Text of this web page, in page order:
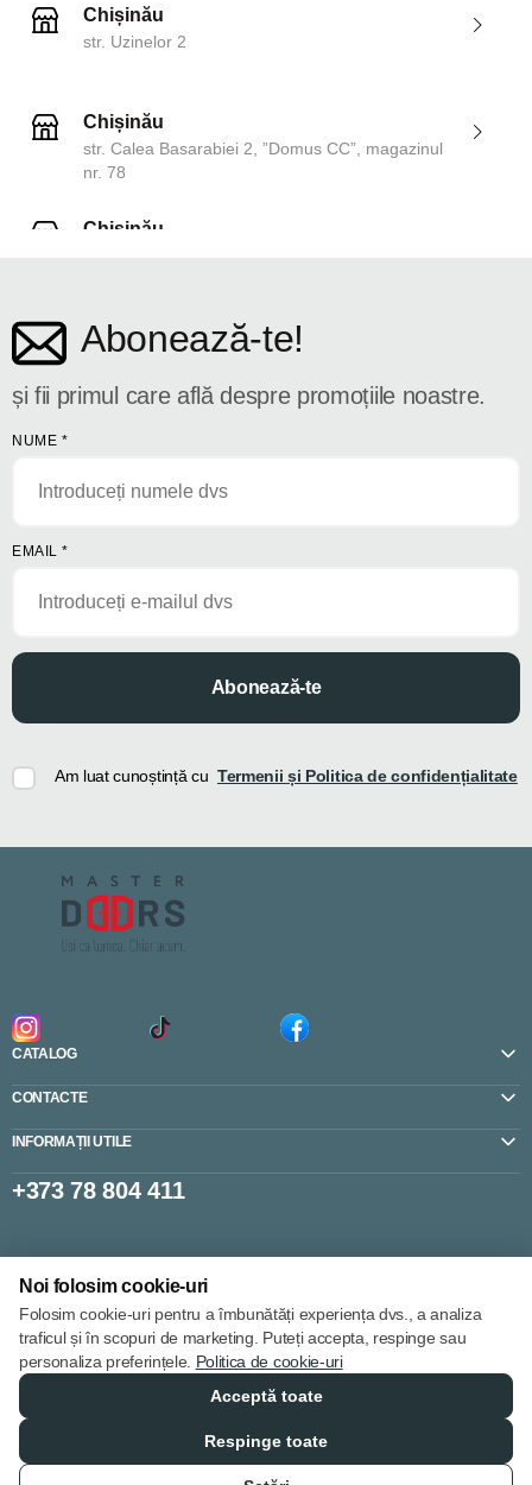
Chișinău
str. Uzinelor 2
Chișinău
str. Calea Basarabiei 2, ”Domus CC”, magazinul
nr. 78
Chișinău
Abonează-te!
și fii primul care află despre promoțiile noastre.
NUME *
EMAIL *
Abonează-te
Am luat cunoștință cu Termenii și Politica de confidențialitate
CATALOG
CONTACTE
INFORMAȚII UTILE
+373 78 804 411
Setări cookie-uri
Politica de cookie-uri
Noi folosim cookie-uri
Folosim cookie-uri pentru a îmbunătăți experiența dvs., a analiza
traficul și în scopuri de marketing. Puteți accepta, respinge sau
personaliza preferințele. Politica de cookie-uri
Acceptă toate
Respinge toate